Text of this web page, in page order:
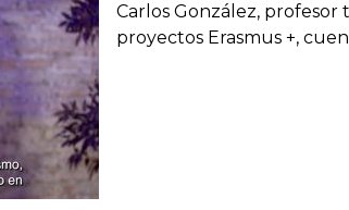
Carlos González, profesor
proyectos Erasmus +,